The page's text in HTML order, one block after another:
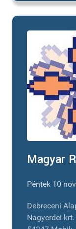
Magyar
Péntek 10
Debreceni
Nagyerdei